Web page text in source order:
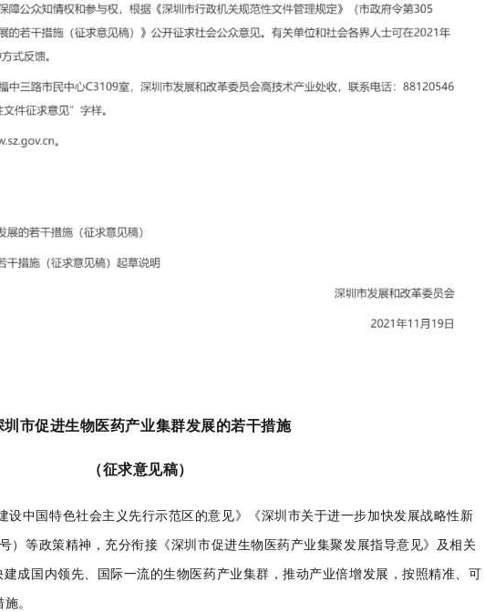
圳市促进生物医药产业集群发展的若干措施
（征求意见稿）
设中国特色社会主义先行示范区的意见》《深圳市关于进一步加快发展战略性新
）等政策精神，充分衔接《深圳市促进生物医药产业集聚发展指导意见》及相关
成国内领先、国际一流的生物医药产业集群，推动产业倍增发展，按照精准、可
。